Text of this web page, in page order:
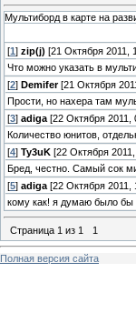
Мультиборд в карте на
[1 ] zip(j) [21 Октября 2011,
Что можно указать в
[2] Demifer[21 Октября
Прости, но нахера там
[3] adiga [22 Октября 2011,
Количество юнитов,
[4] Ty3uK [22 Октября
Бред, честно. Самый сок
[5] adiga [22 Октября 2011,
кому как! я думаю было бы
Страница 1 из 1 1
Полная версия сайта